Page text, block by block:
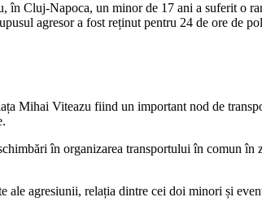
Cluj-Napoca, un minor de 17 ani a suferit o
agresor a fost reținut pentru 24 de ore de
Mihai Viteazu fiind un important nod de
în organizarea transportului în comun
ale agresiunii, relația dintre cei doi minori și